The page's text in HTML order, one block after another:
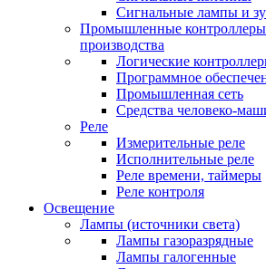
Сигнальные лампы и
Промышленные контроллеры
производства
Логические
Программное
Промышленная сеть
Средства человеко-
Реле
Измерительные реле
Исполнительные реле
Реле времени, таймеры
Реле контроля
Освещение
Лампы (источники света)
Лампы газоразрядные
Лампы галогенные